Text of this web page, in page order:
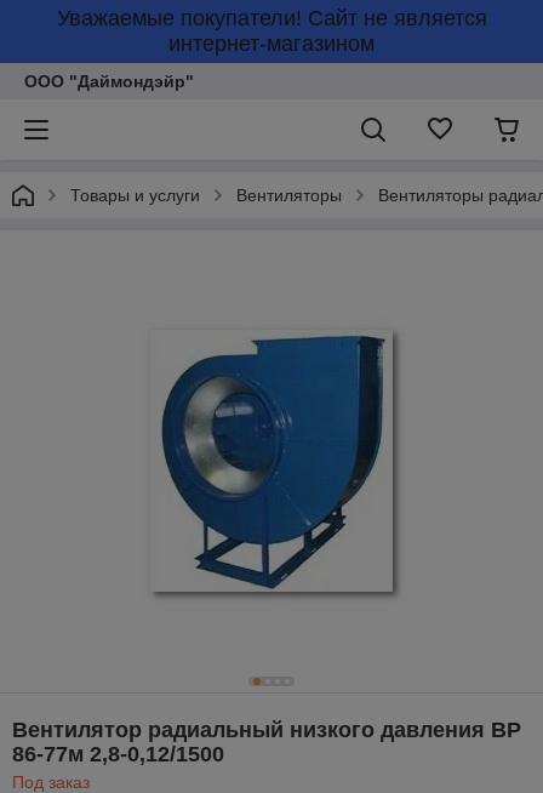
Уважаемые покупатели! Сайт не является
интернет-магазином
ООО "Даймондэйр"
Товары и услуги Вентиляторы Вентиляторы
Вентилятор радиальный низкого давления ВР
86-77м 2,8-0,12/1500
Под заказ